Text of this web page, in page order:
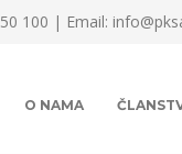
100 | Email:
O NAMA